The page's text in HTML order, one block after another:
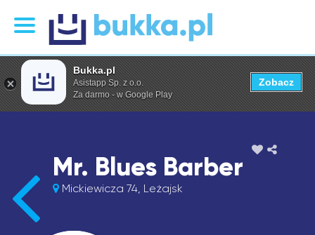
Mr. Blues Barber
Mickiewicza 74, Leżajsk
Bukka.pl
Asistapp Sp. z o.o.
Za darmo - w Google Play
Zobacz